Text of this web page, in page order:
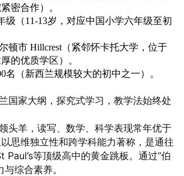
密合作）。
级（11-13岁，对应中国小学六年级至初
顿市 Hillcrest（紧邻怀卡托大学，位于
的优质学区）。
名（新西兰规模较大的初中之一）。
国家大纲，探究式学习，教学法始终处
头羊，读写、数学、科学表现常年优于
思维独立性和跨学科能力著称，是通往
等顶级高中的黄金跳板。通过“伯
与综合素养。